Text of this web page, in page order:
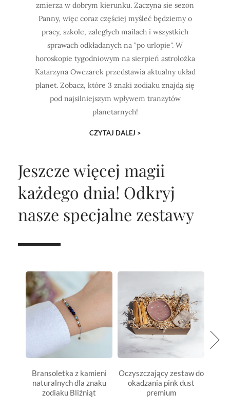
zmierza w dobrym kierunku. Zaczyna sie sezon
Panny, więc coraz częściej myśleć będziemy o
pracy, szkole, zaległych mailach i wszystkich
sprawach odkładanych na "po urlopie". W
horoskopie tygodniowym na sierpień astrolożka
Katarzyna Owczarek przedstawia aktualny układ
planet. Zobacz, które 3 znaki zodiaku znajdą się
pod najsilniejszym wpływem tranzytów
planetarnych!
CZYTAJ DALEJ >
Jeszcze więcej magii
każdego dnia! Odkryj
nasze specjalne zestawy
Bransoletka z kamieni
naturalnych dla znaku
zodiaku Bliźniąt
Oczyszczający zestaw do
okadzania pink dust
premium